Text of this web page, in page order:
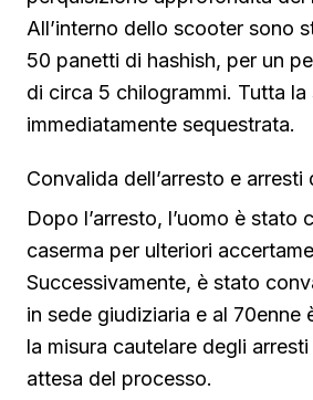
All’interno dello scooter sono
50 panetti di hashish, per un
di circa 5 chilogrammi. Tutta
immediatamente sequestrata.
Convalida dell’arresto e arresti
Dopo l’arresto, l’uomo è stato
caserma per ulteriori
Successivamente, è stato
in sede giudiziaria e al 70enne
la misura cautelare degli
attesa del processo.